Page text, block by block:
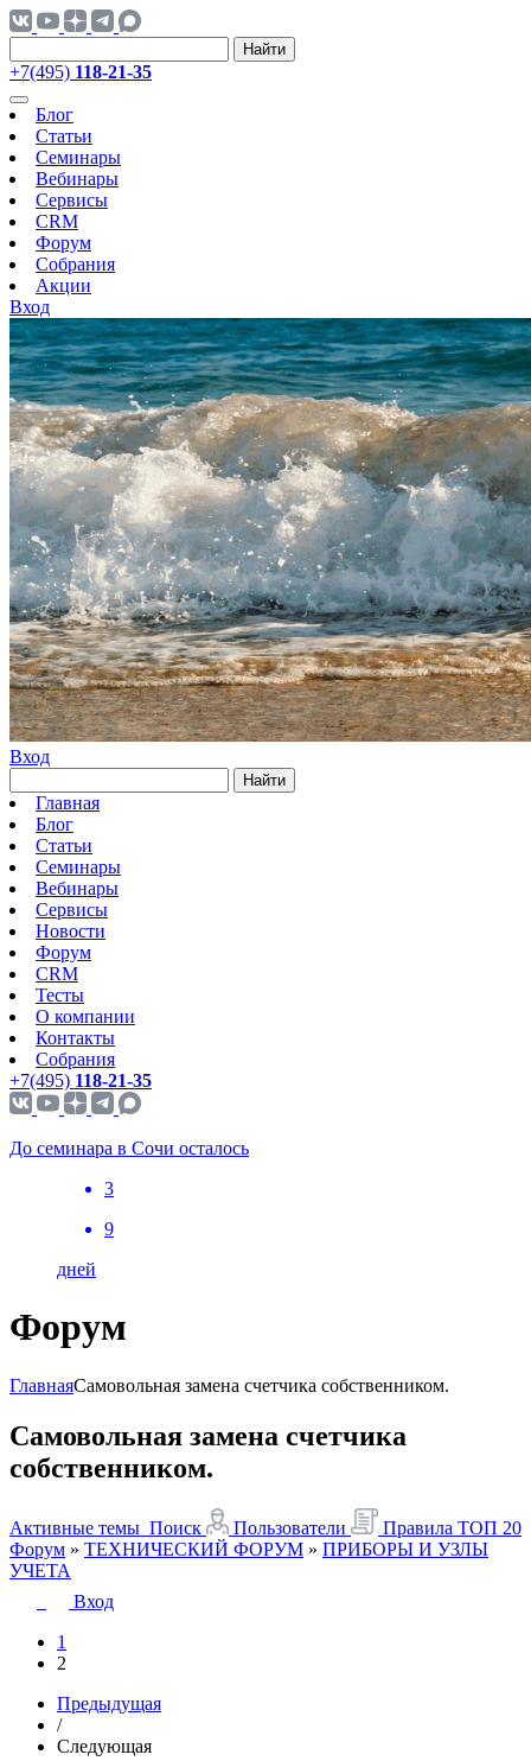
Найти
+7(495) 118-21-35
Блог
Статьи
Семинары
Вебинары
Сервисы
CRM
Форум
Собрания
Акции
Вход
Вход
Найти
Главная
Блог
Статьи
Семинары
Вебинары
Сервисы
Новости
Форум
CRM
Тесты
О компании
Контакты
Собрания
+7(495) 118-21-35
До семинара в Сочи осталось
3
9
дней
Форум
ГлавнаяСамовольная замена счетчика собственником.
Самовольная замена счетчика
собственником.
Активные темы Поиск Пользователи Правила ТОП 20
Форум » ТЕХНИЧЕСКИЙ ФОРУМ » ПРИБОРЫ И УЗЛЫ
УЧЕТА
Вход
1
2
Предыдущая
/
Следующая